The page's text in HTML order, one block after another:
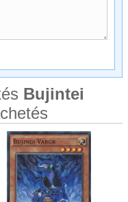
Bujintei